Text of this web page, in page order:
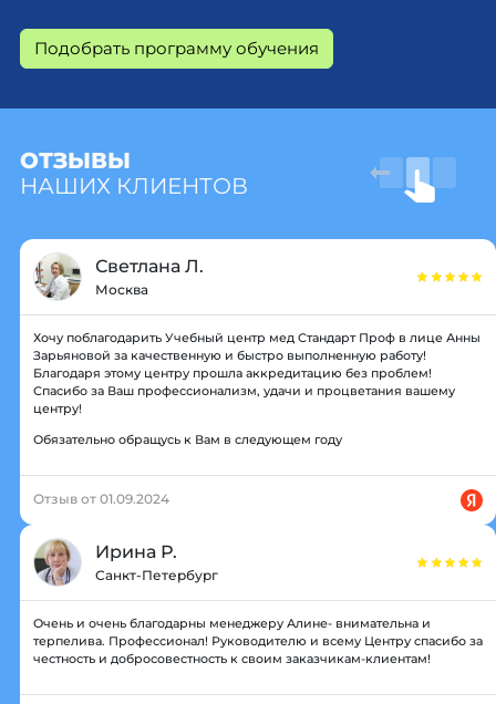
Подобрать программу обучения
ОТЗЫВЫ
НАШИХ КЛИЕНТОВ
Светлана Л.
Москва
Хочу поблагодарить Учебный центр мед Стандарт Проф в лице Анны
Зарьяновой за качественную и быстро выполненную работу!
Благодаря этому центру прошла аккредитацию без проблем!
Спасибо за Ваш профессионализм, удачи и процветания вашему
центру!
Обязательно обращусь к Вам в следующем году
Отзыв от 01.09.2024
Ирина Р.
Санкт-Петербург
Очень и очень благодарны менеджеру Алине- внимательна и
терпелива. Профессионал! Руководителю и всему Центру спасибо за
честность и добросовестность к своим заказчикам-клиентам!